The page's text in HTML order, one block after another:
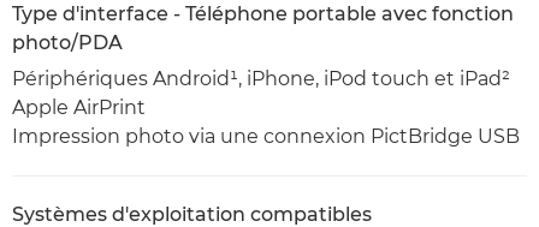
Type d'interface - Téléphone portable avec fonction
photo/PDA
Périphériques Android¹, iPhone, iPod touch et iPad²
Apple AirPrint
Impression photo via une connexion PictBridge USB
Systèmes d'exploitation compatibles